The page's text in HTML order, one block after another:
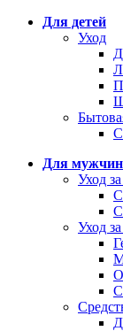
Для детей
Уход
Для мужчин
Уход
Уход